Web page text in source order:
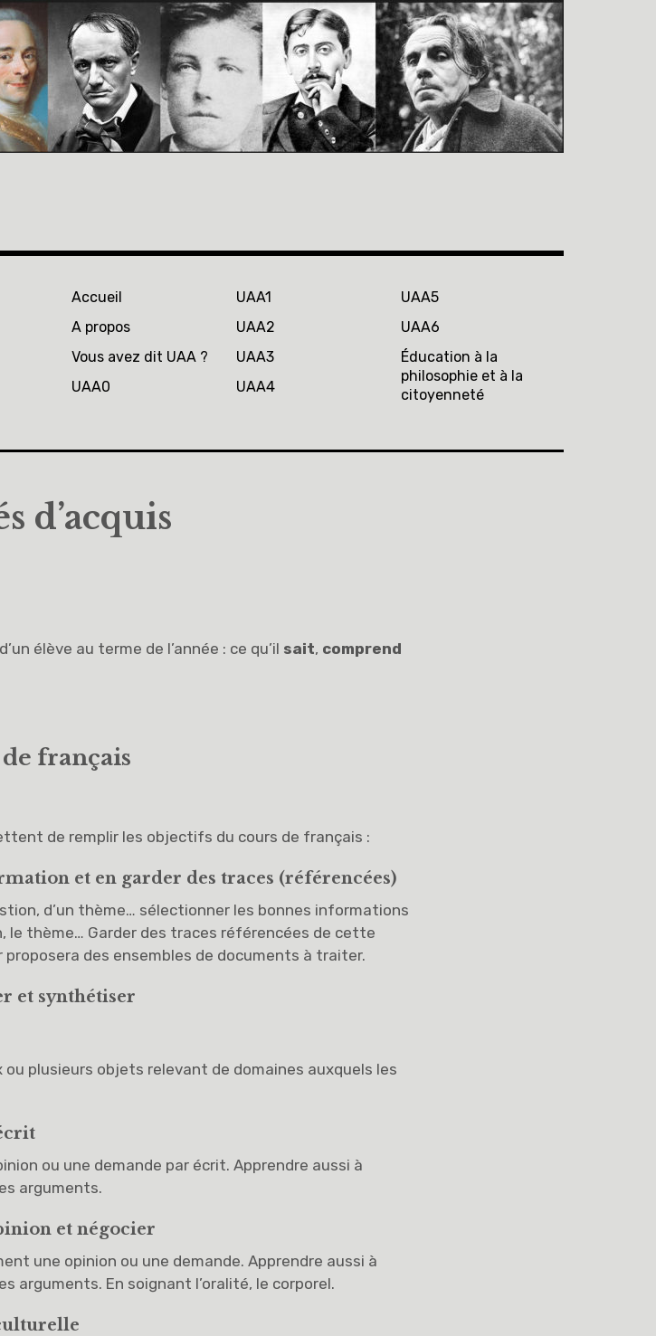
Accueil
A propos
Vous avez dit UAA ?
UAA0
UAA1
UAA2
UAA3
UAA4
UAA5
UAA6
Éducation à la
philosophie et à la
citoyenneté
d’acquis
élève au terme de l’année : ce qu’il sait, comprend
français
de remplir les objectifs du cours de français :
et en garder des traces (référencées)
d’un thème… sélectionner les bonnes informations
le thème… Garder des traces référencées de cette
des ensembles de documents à traiter.
et synthétiser
plusieurs objets relevant de domaines auxquels les
ou une demande par écrit. Apprendre aussi à
arguments.
et négocier
une opinion ou une demande. Apprendre aussi à
arguments. En soignant l’oralité, le corporel.